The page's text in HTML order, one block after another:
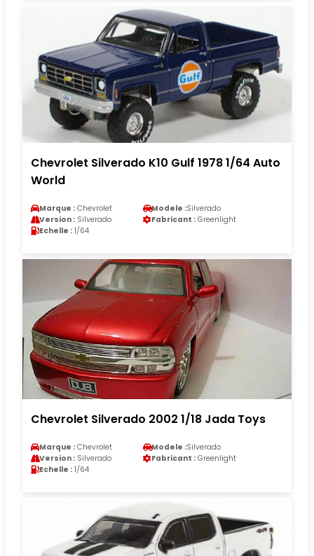
Chevrolet Silverado K10 Gulf 1978 1/64 Auto
World
Marque : Chevrolet Modele :Silverado
Version : Silverado Fabricant : Greenlight
Echelle : 1/64
Chevrolet Silverado 2002 1/18 Jada Toys
Marque : Chevrolet Modele :Silverado
Version : Silverado Fabricant : Greenlight
Echelle : 1/64